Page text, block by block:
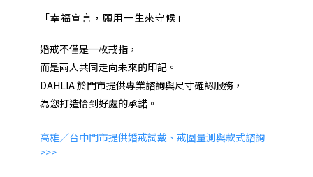
「幸福宣言，願用一生來守候」
婚戒不僅是一枚戒指，
而是兩人共同走向未來的印記。
DAHLIA 於門市提供專業諮詢與尺寸確認服務，
為您打造恰到好處的承諾。
高雄／台中門市提供婚戒試戴、戒圍量測與款式諮詢
>>>